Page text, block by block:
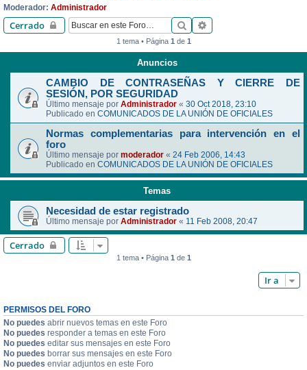
Moderador: Administrador
Cerrado Buscar
1 tema • Página 1de 1
Anuncios
CAMBIO DE CONTRASEÑAS Y CIERRE DE
SESIÓN, POR SEGURIDAD
Último mensaje por Administrador « 30 Oct 2018, 23:10
Publicado en COMUNICADOS DE LA UNIÓN DE OFICIALES
Normas complementarias para intervención en el
foro
Último mensaje por moderador « 24 Feb 2006, 14:43
Publicado en COMUNICADOS DE LA UNIÓN DE OFICIALES
Temas
Necesidad de estar registrado
Último mensaje por Administrador « 11 Feb 2008, 20:47
Cerrado
1 tema • Página 1de 1
Ir a
PERMISOS DEL FORO
No puedes abrir nuevos temas en este Foro
No puedes responder a temas en este Foro
No puedes editar sus mensajes en este Foro
No puedes borrar sus mensajes en este Foro
No puedes enviar adjuntos en este Foro